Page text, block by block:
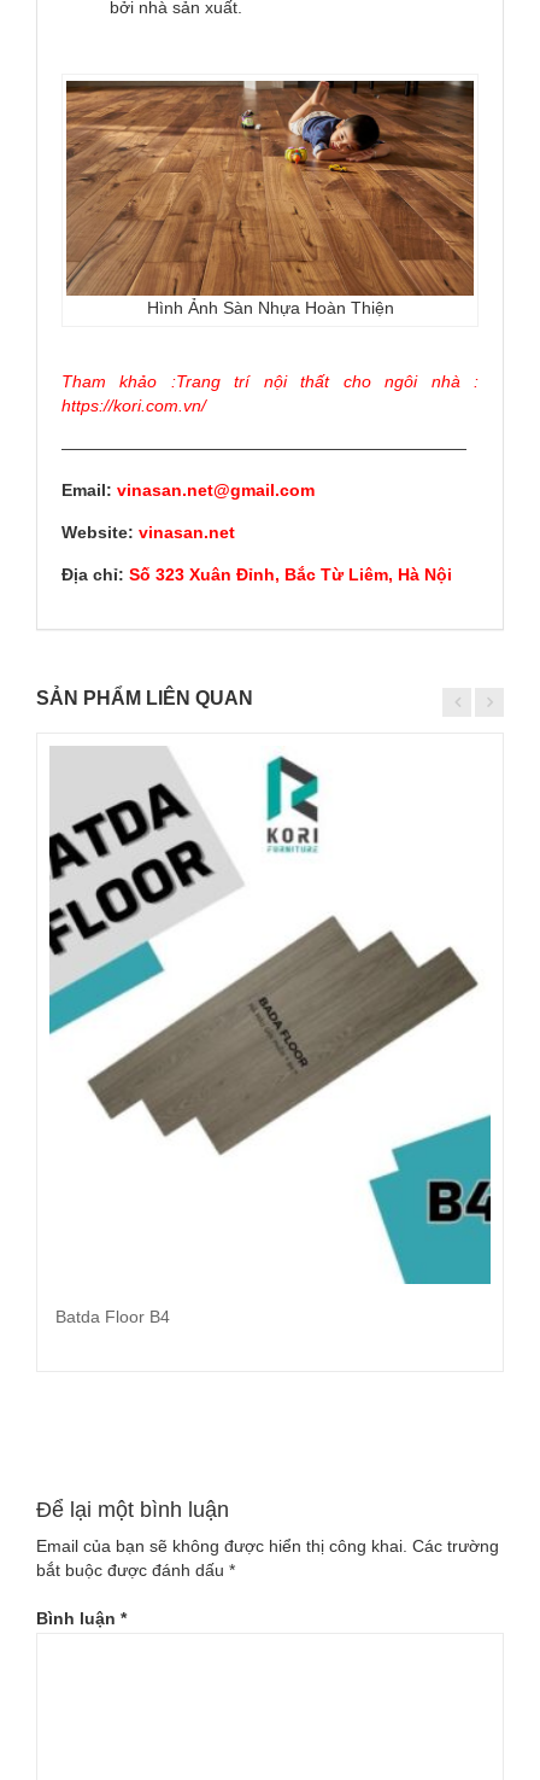
bởi nhà sản xuất.
Hình Ảnh Sàn Nhựa Hoàn Thiện
Tham khảo :Trang trí nội thất cho ngôi nhà :
https://kori.com.vn/
————————————————————————
Email: vinasan.net@gmail.com
Website: vinasan.net
Địa chỉ: Số 323 Xuân Đỉnh, Bắc Từ Liêm, Hà Nội
SẢN PHẨM LIÊN QUAN
Batda Floor B4
Để lại một bình luận
Email của bạn sẽ không được hiển thị công khai. Các trường
bắt buộc được đánh dấu *
Bình luận *